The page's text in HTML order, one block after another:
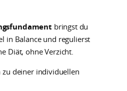
bringst du
in Balance und regulierst
Diät, ohne Verzicht.
zu deiner individuellen